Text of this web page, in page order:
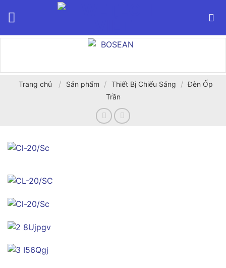
Trang chủ / Sản phẩm / Thiết Bị Chiếu Sáng / Đèn Ốp
Trần